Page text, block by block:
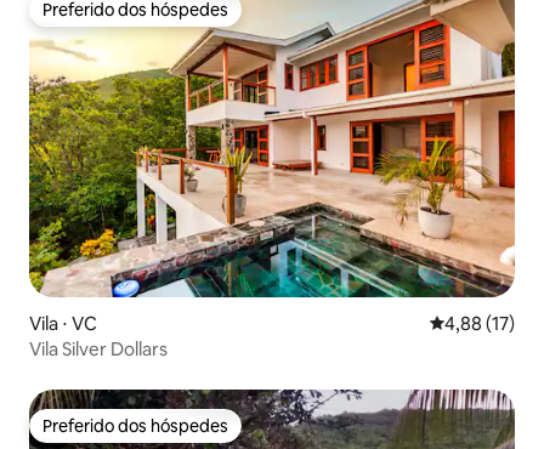
Preferido dos hóspedes
Preferido dos hóspedes
Vila ⋅ VC 4,88 de uma
4,88 (17)
Vila Silver Dollars
Preferido dos hóspedes
Preferido dos hóspedes